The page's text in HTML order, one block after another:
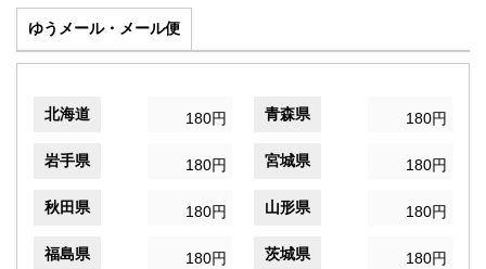
ゆうメール・メール便
北海道 180円 青森県 180円
岩手県 180円 宮城県 180円
秋田県 180円 山形県 180円
福島県 180円 茨城県 180円